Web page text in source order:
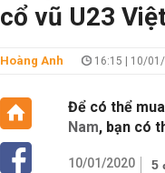
cổ vũ U23
Hoàng Anh 16:15 | 10/
Để có thể
Nam, bạn có
10/01/2020
5